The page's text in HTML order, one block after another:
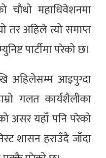
चौथो महाधिवेशनमा
तर अहिले त्यो समाप्त
पार्टीमा परेको छ।
अहिलेसम्म आइपुग्दा
गलत कार्यशैलीका
असर यहाँ पनि परेको
शासन हराउँदै जाँदा